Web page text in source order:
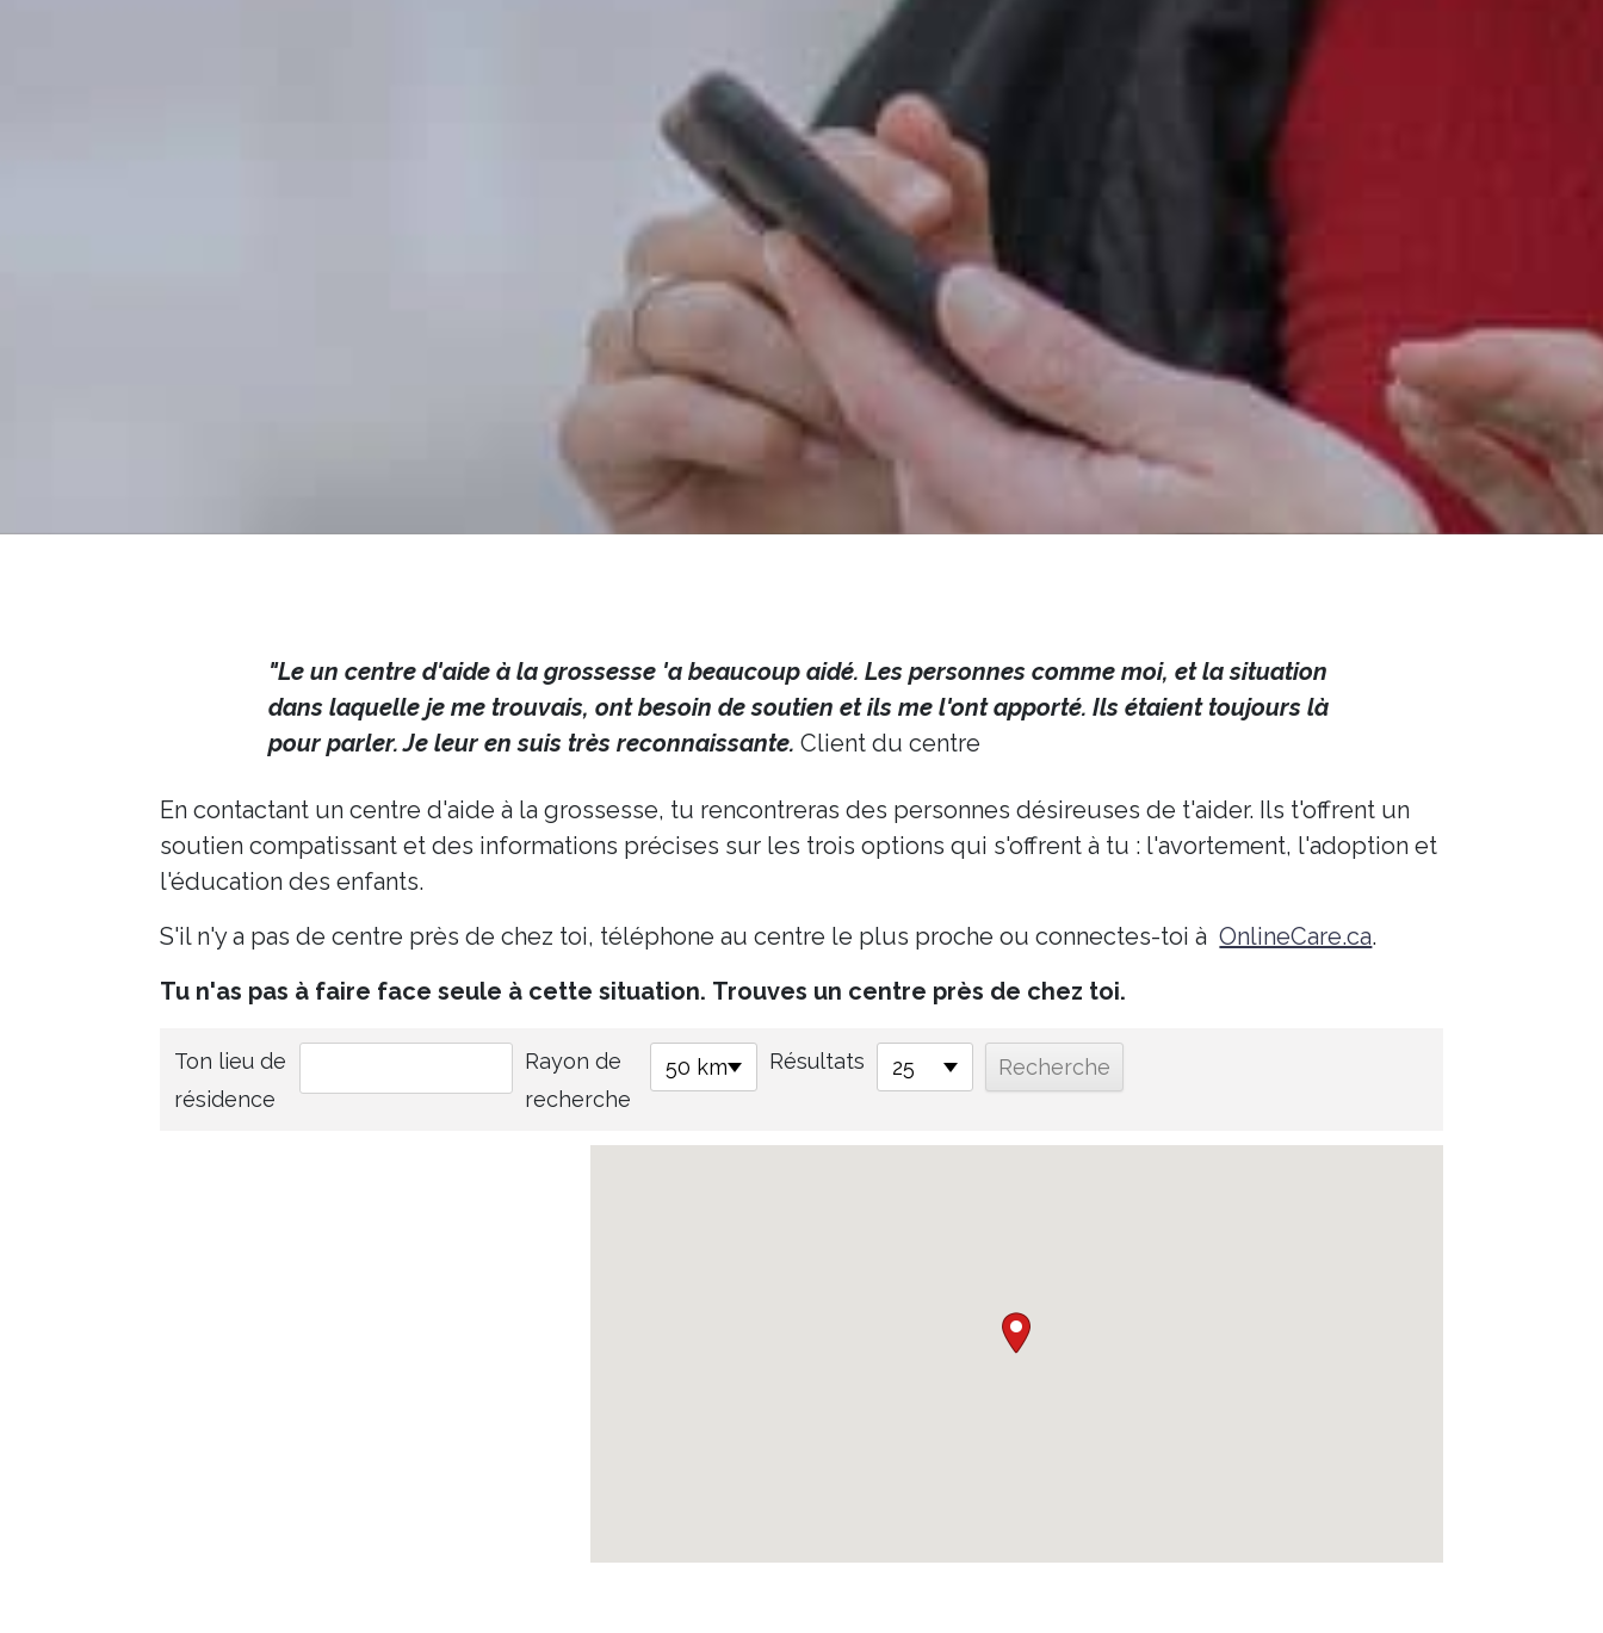
"Le un centre d'aide à la grossesse 'a beaucoup aidé. Les personnes comme moi, et la situation
dans laquelle je me trouvais, ont besoin de soutien et ils me l'ont apporté. Ils étaient toujours là
pour parler. Je leur en suis très reconnaissante. Client du centre
En contactant un centre d'aide à la grossesse, tu rencontreras des personnes désireuses de t'aider. Ils t'offrent un
soutien compatissant et des informations précises sur les trois options qui s'offrent à tu : l'avortement, l'adoption et
l'éducation des enfants.
S'il n'y a pas de centre près de chez toi, téléphone au centre le plus proche ou connectes-toi àOnlineCare.ca.
Tu n'as pas à faire face seule à cette situation. Trouves un centre près de chez toi.
Ton lieu de
résidence
Rayon de
recherche
50 km Résultats 25